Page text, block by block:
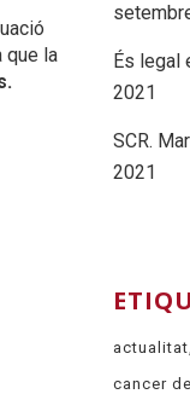
que la
És legal
2021
SCR.
2021
actualitat
cancer